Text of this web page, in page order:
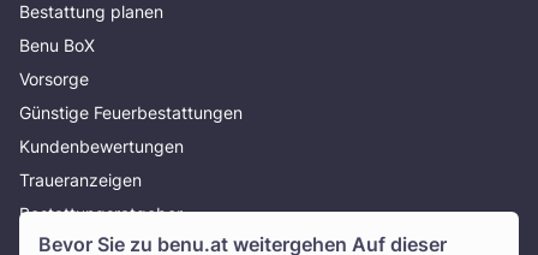
Bevor Sie zu benu.at weitergehen Auf dieser
Bestattung planen
Benu BoX
Vorsorge
Günstige Feuerbestattungen
Kundenbewertungen
Traueranzeigen
Bestattungsratgeber
Über uns